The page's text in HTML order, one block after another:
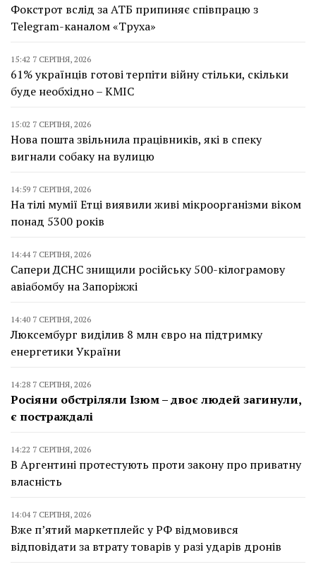
Фокстрот вслід за АТБ припиняє співпрацю з
Telegram-каналом «Труха»
15:42 7 СЕРПНЯ, 2026
61% українців готові терпіти війну стільки, скільки
буде необхідно – КМІС
15:02 7 СЕРПНЯ, 2026
Нова пошта звільнила працівників, які в спеку
вигнали собаку на вулицю
14:59 7 СЕРПНЯ, 2026
На тілі мумії Етці виявили живі мікроорганізми віком
понад 5300 років
14:44 7 СЕРПНЯ, 2026
Сапери ДСНС знищили російську 500-кілограмову
авіабомбу на Запоріжжі
14:40 7 СЕРПНЯ, 2026
Люксембург виділив 8 млн євро на підтримку
енергетики України
14:28 7 СЕРПНЯ, 2026
Росіяни обстріляли Ізюм – двоє людей загинули,
є постраждалі
14:22 7 СЕРПНЯ, 2026
В Аргентині протестують проти закону про приватну
власність
14:04 7 СЕРПНЯ, 2026
Вже п’ятий маркетплейс у РФ відмовився
відповідати за втрату товарів у разі ударів дронів